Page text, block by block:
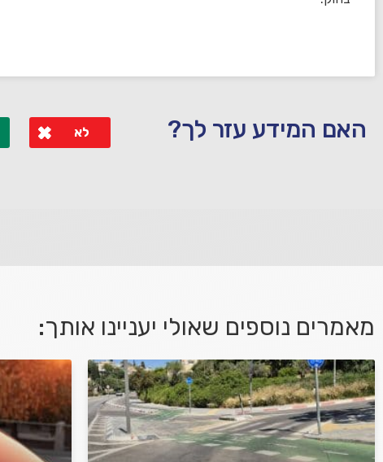
האם המידע עזר לך? לא
אני מאשר/ת קבלת דיוור במייל ושימוש בפרטים
בהתאםלמדיניות הפרטיות
מאמרים נוספים שאולי יעניינו אותך: